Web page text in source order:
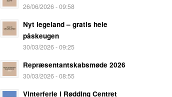
26/06/2026 - 09:58
Nyt legeland – gratis hele
påskeugen
30/03/2026 - 09:25
Repræsentantskabsmøde 2026
30/03/2026 - 08:55
Vinterferie i Rødding Centret